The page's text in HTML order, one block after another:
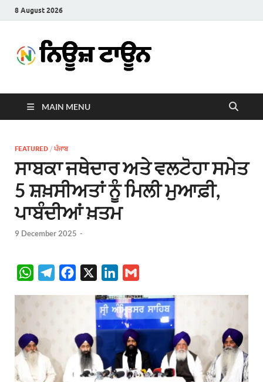
8 August 2026
Town
MAIN MENU
FEATURED / ਪੰਜਾਬ
ਸਾਬਕਾ ਜਥੇਦਾਰ ਅਤੇ ਵਲਟੋਹਾ ਸਮੇਤ
5 ਸ਼ਖ਼ਸੀਅਤਾਂ ਨੂੰ ਮਿਲੀ ਮੁਆਫ਼ੀ,
ਪਾਬੰਦੀਆਂ ਖ਼ਤਮ
9 December 2025 -
W
s
A
a
b
o
o
n
k
d
I
a
i